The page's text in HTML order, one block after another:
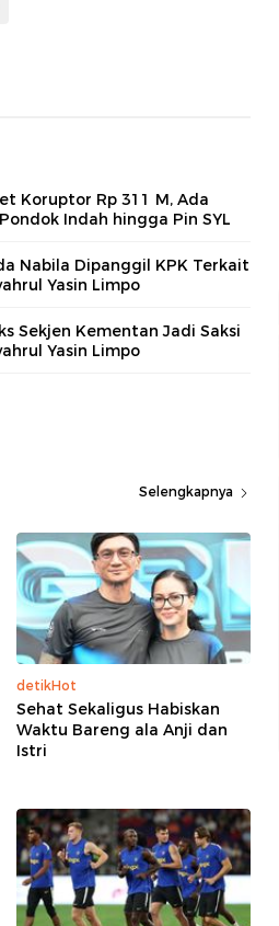
Koruptor Rp 311 M, Ada
Indah hingga Pin SYL
Nabila Dipanggil KPK Terkait
Yasin Limpo
Sekjen Kementan Jadi Saksi
Yasin Limpo
Selengkapnya
detikHot
Sehat Sekaligus Habiskan
Waktu Bareng ala Anji dan
Istri